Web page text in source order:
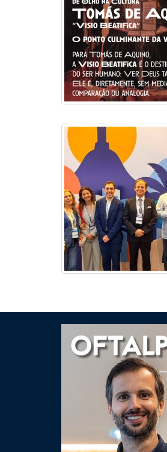
Clique para ler